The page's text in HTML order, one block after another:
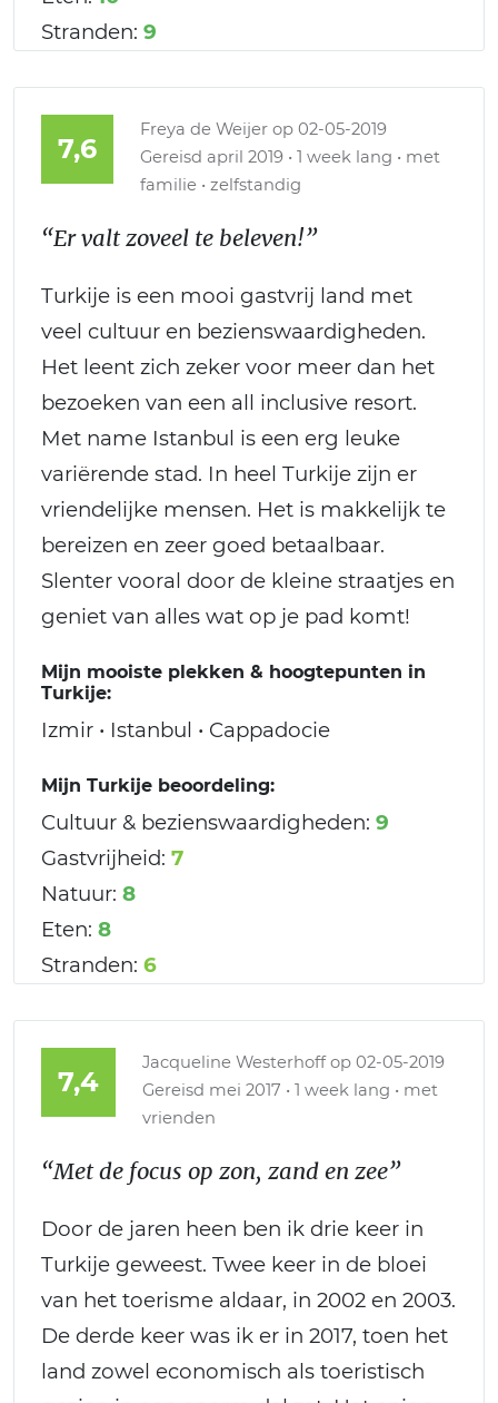
Stranden: 9
7,6
Freya de Weijer op 02-05-2019
Gereisd april 2019 • 1 week lang • met
familie • zelfstandig
“Er valt zoveel te beleven!”
Turkije is een mooi gastvrij land met
veel cultuur en bezienswaardigheden.
Het leent zich zeker voor meer dan het
bezoeken van een all inclusive resort.
Met name Istanbul is een erg leuke
variërende stad. In heel Turkije zijn er
vriendelijke mensen. Het is makkelijk te
bereizen en zeer goed betaalbaar.
Slenter vooral door de kleine straatjes en
geniet van alles wat op je pad komt!
Mijn mooiste plekken & hoogtepunten in
Turkije:
Izmir • Istanbul • Cappadocie
Mijn Turkije beoordeling:
Cultuur & bezienswaardigheden: 9
Gastvrijheid: 7
Natuur: 8
Eten: 8
Stranden: 6
7,4
Jacqueline Westerhoffop 02-05-2019
Gereisd mei 2017 • 1 week lang • met
vrienden
“Met de focus op zon, zand en zee”
Door de jaren heen ben ik drie keer in
Turkije geweest. Twee keer in de bloei
van het toerisme aldaar, in 2002 en 2003.
De derde keer was ik er in 2017, toen het
land zowel economisch als toeristisch